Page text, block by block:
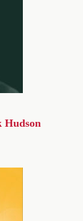
Hudson